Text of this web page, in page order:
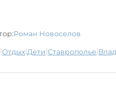
Роман Новоселов
| отдых| дети| Ставрополье|